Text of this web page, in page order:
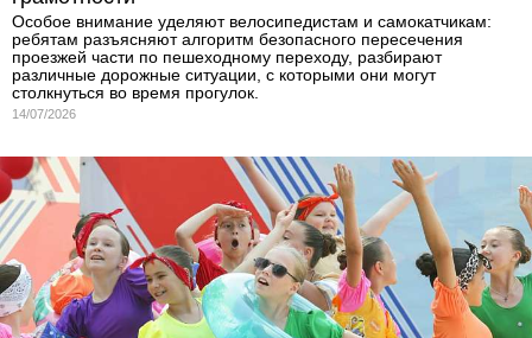
Особое внимание уделяют велосипедистам и самокатчикам:
ребятам разъясняют алгоритм безопасного пересечения
проезжей части по пешеходному переходу, разбирают
различные дорожные ситуации, с которыми они могут
столкнуться во время прогулок.
14/07/2026